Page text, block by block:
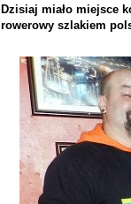
Dzisiaj miało miejsce
rowerowy szlakiem